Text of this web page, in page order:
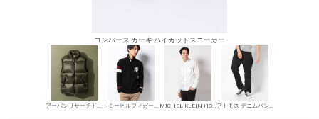
コンバース カーキ ハイカットスニーカー
アーバンリサーチドアーズ ダウンベスト トミーヒルフィガー メンズ ハーフボタンセーター MICHEL KLEIN HOMME シャツ アトモス デニムパンツ・ジーンズ